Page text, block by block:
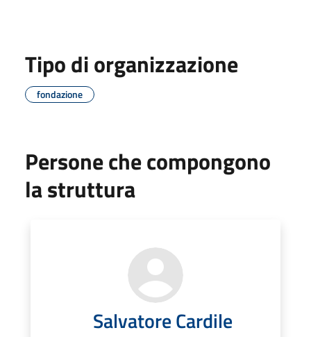
Tipo di organizzazione
fondazione
Persone che compongono
la struttura
Salvatore Cardile